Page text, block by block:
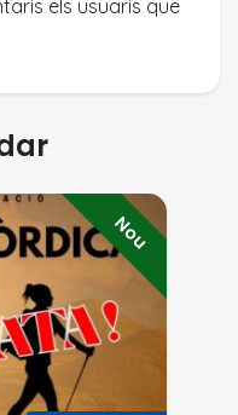
els usuaris que
MARXA NÒRDICA PER
Nou